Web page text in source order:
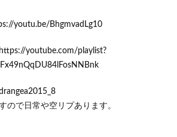
youtu.be/BhgmvadLg10
youtube.com/playlist?
で日常や空リプあります。